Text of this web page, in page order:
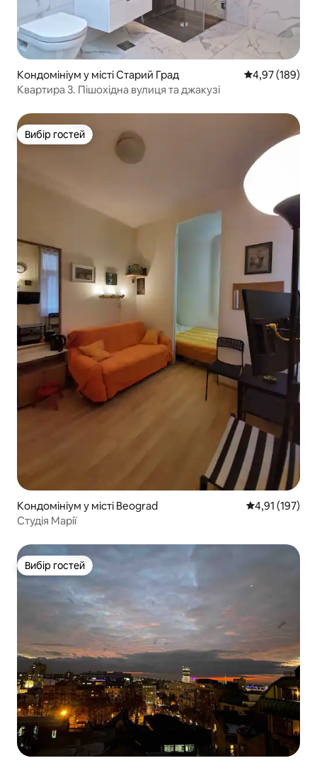
Кондомініум у місті Старий Град Середня
4,97 (189)
Квартира 3. Пішохідна вулиця та джакузі
Вибір гостей
Вибір гостей
Кондомініум у місті Beograd Середня
4,91 (197)
Студія Марії
Вибір гостей
Вибір гостей